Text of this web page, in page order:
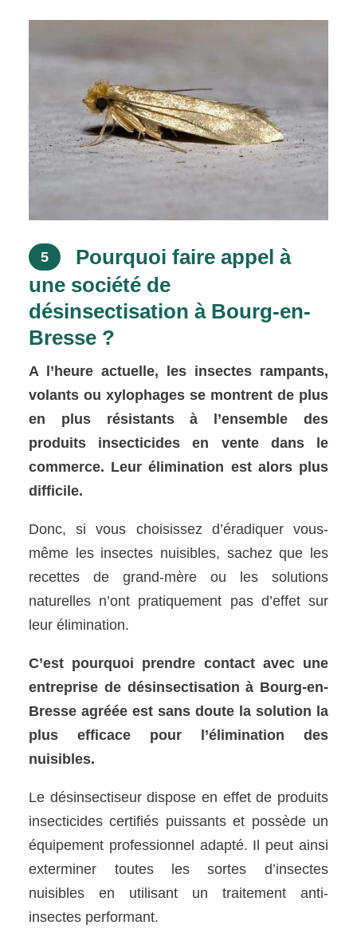
5
Pourquoi faire appel à
une société de
désinsectisation à Bourg-en-
Bresse ?
A l’heure actuelle, les insectes rampants,
volants ou xylophages se montrent de plus
en plus résistants à l’ensemble des
produits insecticides en vente dans le
commerce. Leur élimination est alors plus
difficile.
Donc, si vous choisissez d’éradiquer vous-
même les insectes nuisibles, sachez que les
recettes de grand-mère ou les solutions
naturelles n’ont pratiquement pas d’effet sur
leur élimination.
C’est pourquoi prendre contact avec une
entreprise de désinsectisation à Bourg-en-
Bresse agréée est sans doute la solution la
plus efficace pour l’élimination des
nuisibles.
Le désinsectiseur dispose en effet de produits
insecticides certifiés puissants et possède un
équipement professionnel adapté. Il peut ainsi
exterminer toutes les sortes d’insectes
nuisibles en utilisant un traitement anti-
insectes performant.